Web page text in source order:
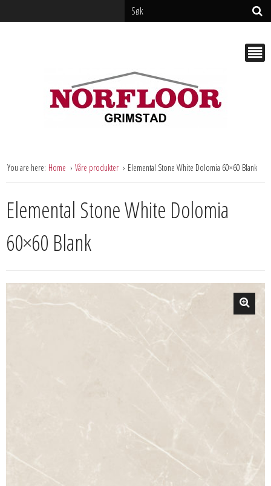
You are here: Home Våre produkter Elemental Stone White Dolomia 60×60 Blank
Elemental Stone White Dolomia
60×60 Blank